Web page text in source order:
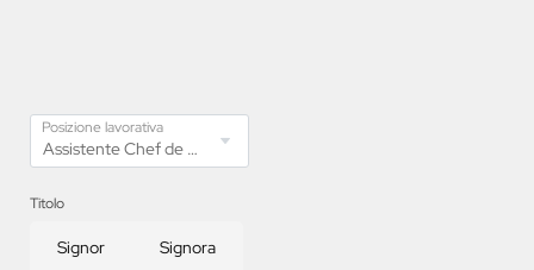
Posizione lavorativa
Titolo
Signor Signora